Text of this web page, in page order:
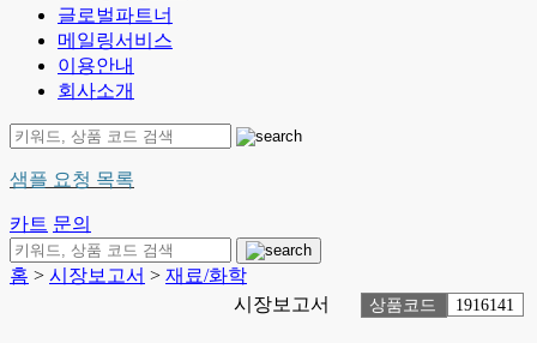
글로벌파트너
메일링서비스
이용안내
회사소개
샘플 요청 목록
카트 문의
홈 > 시장보고서 > 재료/화학
시장보고서
상품코드 1916141